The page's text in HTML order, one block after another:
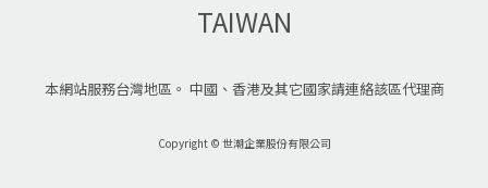
TAIWAN
本網站服務台灣地區。 中國、香港及其它國家請連絡該區代理商
Copyright © 世潮企業股份有限公司